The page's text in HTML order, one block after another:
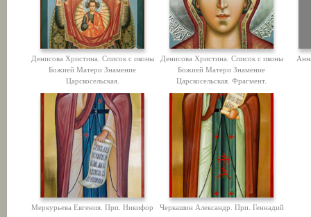
Денисова Христина. Список с иконы
Божией Матери Знамение
Царскосельская.
Денисова Христина. Список с иконы
Божией Матери Знамение
Царскосельская. Фрагмент.
Меркурьева Евгения. Прп. Никифор Черкашин Александр. Прп. Геннадий